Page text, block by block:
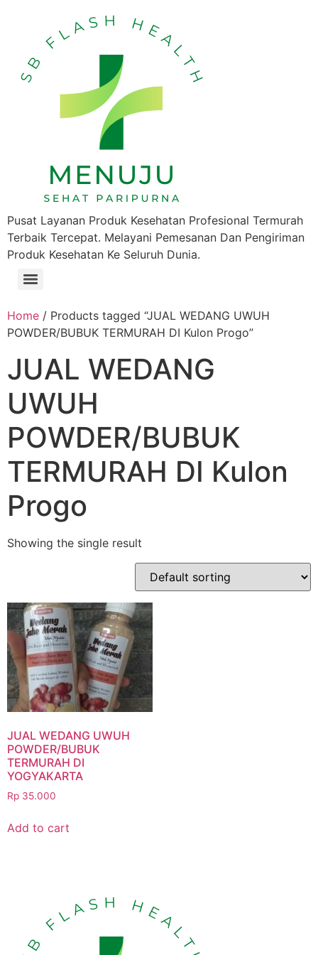
Pusat Layanan Produk Kesehatan Profesional Termurah
Terbaik Tercepat. Melayani Pemesanan Dan Pengiriman
Produk Kesehatan Ke Seluruh Dunia.
Home / Products tagged “JUAL WEDANG UWUH
POWDER/BUBUK TERMURAH DI Kulon Progo”
JUAL WEDANG
UWUH
POWDER/BUBUK
TERMURAH DI Kulon
Progo
Showing the single result
JUAL WEDANG UWUH
POWDER/BUBUK
TERMURAH DI
YOGYAKARTA
Rp 35.000
Add to cart